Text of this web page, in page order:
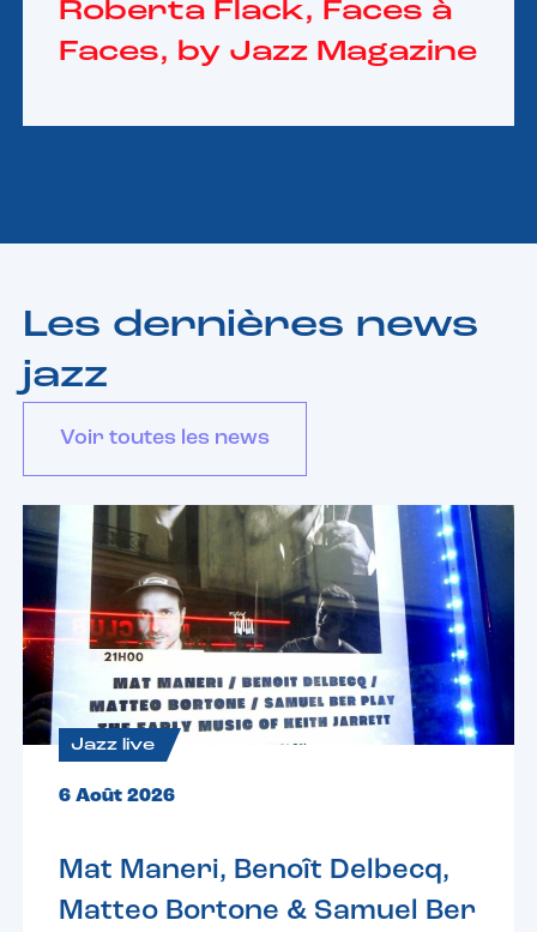
Roberta Flack, Faces à
Faces, by Jazz Magazine
Les dernières news
jazz
Voir toutes les news
Jazz live
6 Août 2026
Mat Maneri, Benoît Delbecq,
Matteo Bortone & Samuel Ber